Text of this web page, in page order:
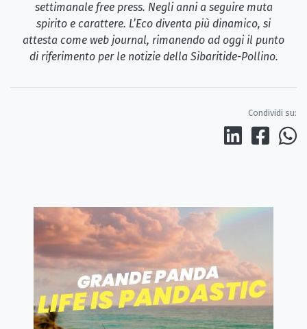
settimanale free press. Negli anni a seguire muta
spirito e carattere. L’Eco diventa più dinamico, si
attesta come web journal, rimanendo ad oggi il punto
di riferimento per le notizie della Sibaritide-Pollino.
Condividi su: